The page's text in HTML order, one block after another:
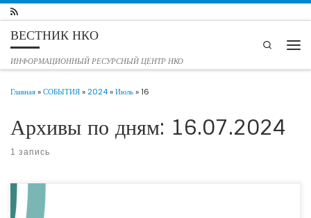
Перейти к содержимому
ВЕСТНИК НКО
ИНФОРМАЦИОННЫЙ РЕСУРСНЫЙ ЦЕНТР НКО
Search
Главная»СОБЫТИЯ»2024»Июль»16
Архивы по дням: 16.07.2024
1 запись